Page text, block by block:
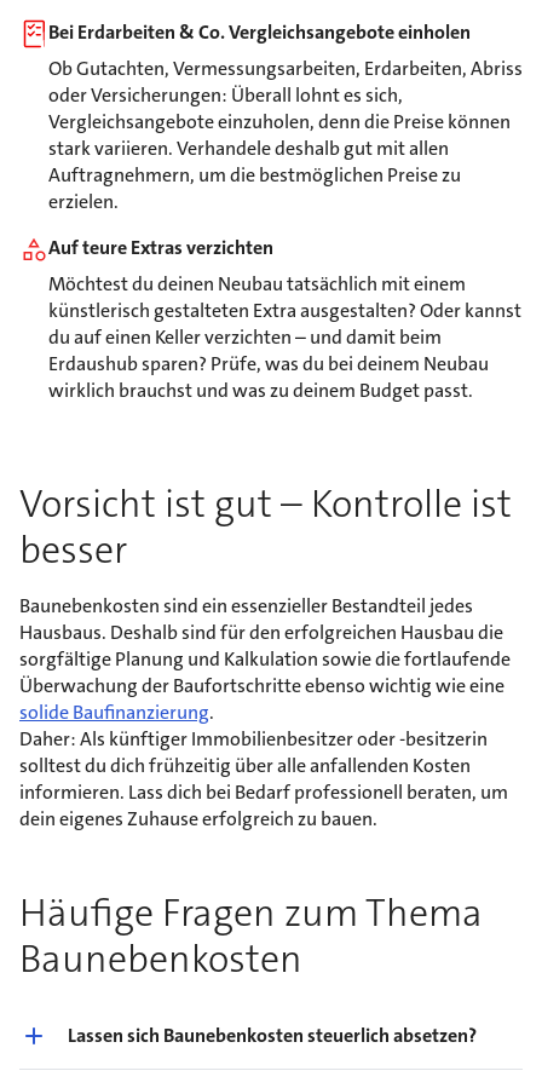
Bei Erdarbeiten & Co. Vergleichsangebote einholen
Ob Gutachten, Vermessungsarbeiten, Erdarbeiten, Abriss
oder Versicherungen: Überall lohnt es sich,
Vergleichsangebote einzuholen, denn die Preise können
stark variieren. Verhandele deshalb gut mit allen
Auftragnehmern, um die bestmöglichen Preise zu
erzielen.
Auf teure Extras verzichten
Möchtest du deinen Neubau tatsächlich mit einem
künstlerisch gestalteten Extra ausgestalten? Oder kannst
du auf einen Keller verzichten – und damit beim
Erdaushub sparen? Prüfe, was du bei deinem Neubau
wirklich brauchst und was zu deinem Budget passt.
Vorsicht ist gut – Kontrolle ist
besser
Baunebenkosten sind ein essenzieller Bestandteil jedes
Hausbaus. Deshalb sind für den erfolgreichen Hausbau die
sorgfältige Planung und Kalkulation sowie die fortlaufende
Überwachung der Baufortschritte ebenso wichtig wie eine
solide Baufinanzierung.
Daher: Als künftiger Immobilienbesitzer oder -besitzerin
solltest du dich frühzeitig über alle anfallenden Kosten
informieren. Lass dich bei Bedarf professionell beraten, um
dein eigenes Zuhause erfolgreich zu bauen.
Häufige Fragen zum Thema
Baunebenkosten
Lassen sich Baunebenkosten steuerlich absetzen?